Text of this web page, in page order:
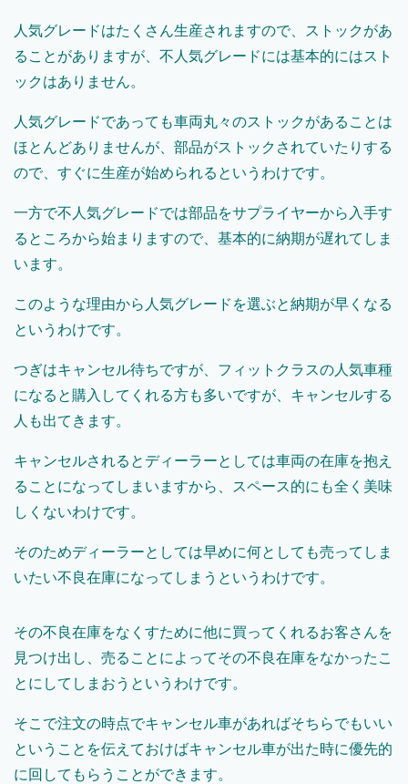
人気グレードはたくさん生産されますので、ストックがあ
ることがありますが、不人気グレードには基本的にはスト
ックはありません。
人気グレードであっても車両丸々のストックがあることは
ほとんどありませんが、部品がストックされていたりする
ので、すぐに生産が始められるというわけです。
一方で不人気グレードでは部品をサプライヤーから入手す
るところから始まりますので、基本的に納期が遅れてしま
います。
このような理由から人気グレードを選ぶと納期が早くなる
というわけです。
つぎはキャンセル待ちですが、フィットクラスの人気車種
になると購入してくれる方も多いですが、キャンセルする
人も出てきます。
キャンセルされるとディーラーとしては車両の在庫を抱え
ることになってしまいますから、スペース的にも全く美味
しくないわけです。
そのためディーラーとしては早めに何としても売ってしま
いたい不良在庫になってしまうというわけです。
その不良在庫をなくすために他に買ってくれるお客さんを
見つけ出し、売ることによってその不良在庫をなかったこ
とにしてしまおうというわけです。
そこで注文の時点でキャンセル車があればそちらでもいい
ということを伝えておけばキャンセル車が出た時に優先的
に回してもらうことができます。